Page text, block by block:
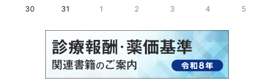
30
31 1 2 3 4 5